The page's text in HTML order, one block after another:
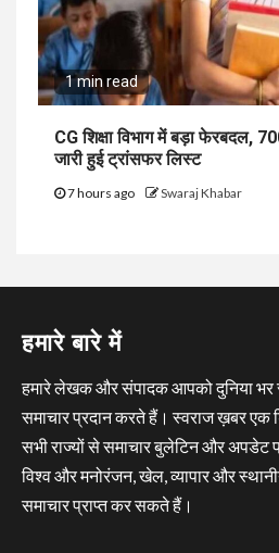
1 min read
CG शिक्षा विभाग में बड़ा फेरबदल,
जारी हुई ट्रांसफर लिस्ट
7 hours ago Swaraj Khabar
हमारे बारे में
हमारे लेखक और संपादक आपको दुनिया भर
समाचार प्रदान करते हैं। स्वराज ख़बर एक
सभी राज्यों से समाचार बुलेटिन और अपडेट
विश्व और मनोरंजन, खेल, व्यापार और
समाचार प्राप्त कर सकते हैं।